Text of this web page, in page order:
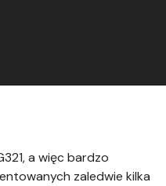
a więc bardzo
zaledwie kilka